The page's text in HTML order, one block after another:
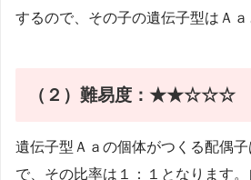
するので、その子の遺伝子型はＡａ
（２）難易度：★★☆☆☆
遺伝子型Ａａの個体がつくる配偶
で、その比率は１：１となります